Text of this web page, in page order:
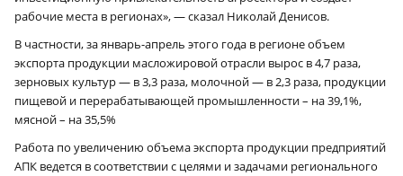
рабочие места в регионах», — сказал Николай Денисов.
В частности, за январь-апрель этого года в регионе объем
экспорта продукции масложировой отрасли вырос в 4,7 раза,
зерновых культур — в 3,3 раза, молочной — в 2,3 раза, продукции
пищевой и перерабатывающей промышленности – на 39,1%,
мясной – на 35,5%
Работа по увеличению объема экспорта продукции предприятий
АПК ведется в соответствии с целями и задачами регионального